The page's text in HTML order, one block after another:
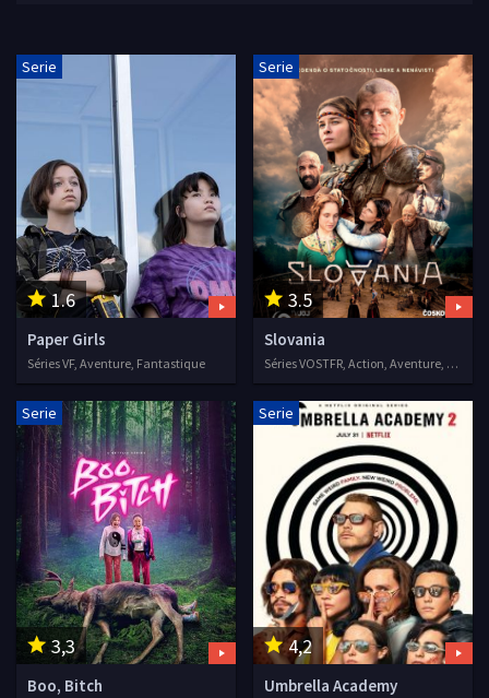
1.6
Serie
Paper Girls
Séries VF, Aventure, Fantastique
3.5
Serie
Slovania
Séries VOSTFR, Action, Aventure, Fantastique, Science fiction
3,3
Serie
Boo, Bitch
4,2
Serie
Umbrella Academy